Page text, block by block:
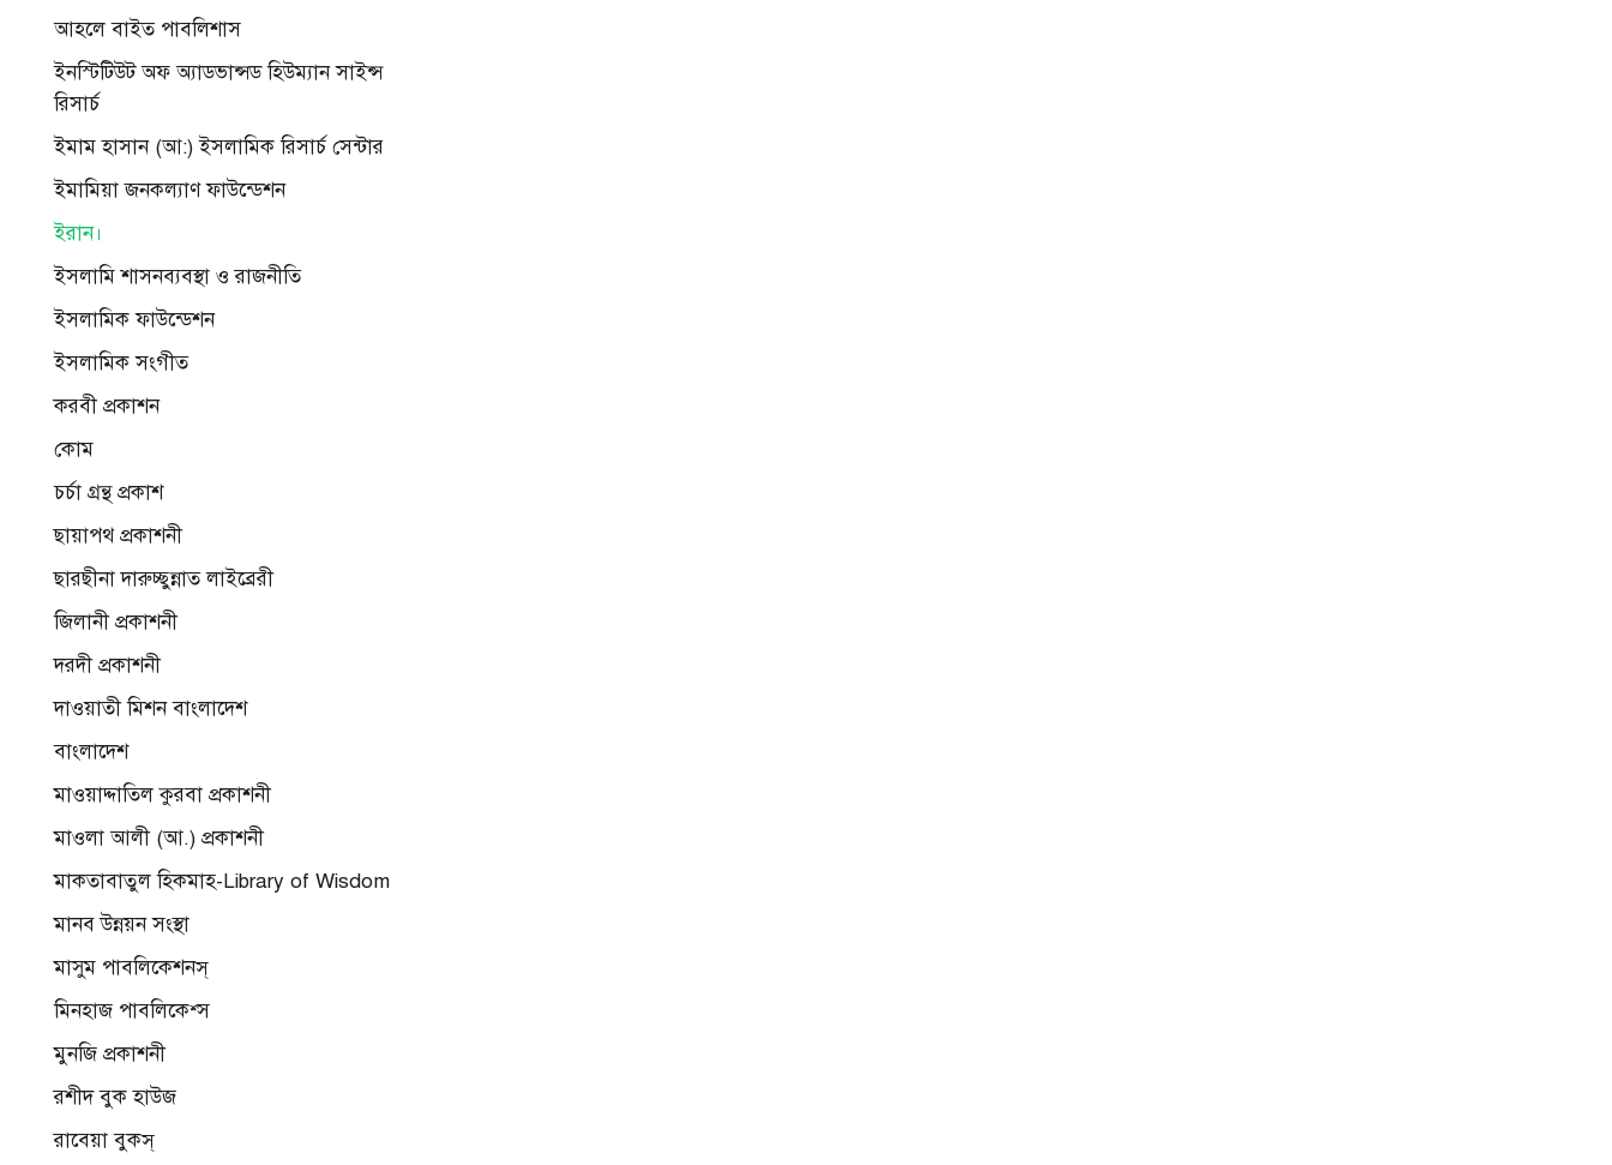
আহলে বাইত পাবলিশাস
ইনস্টিটিউট অফ অ্যাডভান্সড হিউম্যান সাইন্স
রিসার্চ
ইমাম হাসান (আ:) ইসলামিক রিসার্চ সেন্টার
ইমামিয়া জনকল্যাণ ফাউন্ডেশন
ইরান।
ইসলামি শাসনব্যবস্থা ও রাজনীতি
ইসলামিক ফাউন্ডেশন
ইসলামিক সংগীত
করবী প্রকাশন
কোম
চর্চা গ্রন্থ প্রকাশ
ছায়াপথ প্রকাশনী
ছারছীনা দারুচ্ছুন্নাত লাইব্রেরী
জিলানী প্রকাশনী
দরদী প্রকাশনী
দাওয়াতী মিশন বাংলাদেশ
বাংলাদেশ
মাওয়াদ্দাতিল কুরবা প্রকাশনী
মাওলা আলী (আ.) প্রকাশনী
মাকতাবাতুল হিকমাহ-Library of Wisdom
মানব উন্নয়ন সংস্থা
মাসুম পাবলিকেশনস্
মিনহাজ পাবলিকেশ্স
মুনজি প্রকাশনী
রশীদ বুক হাউজ
রাবেয়া বুকস্